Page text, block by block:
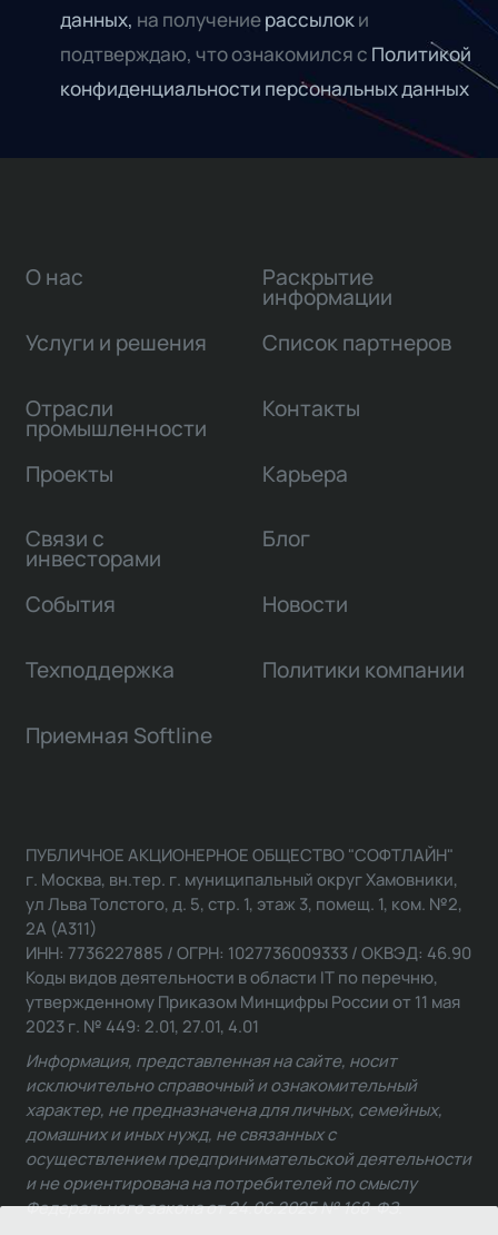
данных, на получениерассылоки
подтверждаю, что ознакомился с Политикой
конфиденциальности персональных данных
О нас
Услуги и решения
Отрасли
промышленности
Проекты
Связи с
инвесторами
Раскрытие
информации
Список партнеров
Контакты
Карьера
Блог
События Новости
Техподдержка Политики компании
Приемная Softline
ПУБЛИЧНОЕ АКЦИОНЕРНОЕ ОБЩЕСТВО "СОФТЛАЙН"
г. Москва, вн.тер. г. муниципальный округ Хамовники,
ул Льва Толстого, д. 5, стр. 1, этаж 3, помещ. 1, ком. №2,
2А (А311)
ИНН: 7736227885 / ОГРН: 1027736009333 / ОКВЭД: 46.90
Коды видов деятельности в области IT по перечню,
утвержденному Приказом Минцифры России от 11 мая
2023 г. № 449: 2.01, 27.01, 4.01
Информация, представленная на сайте, носит
исключительно справочный и ознакомительный
характер, не предназначена для личных, семейных,
домашних и иных нужд, не связанных с
осуществлением предпринимательской деятельности
и не ориентирована на потребителей по смыслу
Федерального закона от 24.06.2025 № 168-ФЗ.